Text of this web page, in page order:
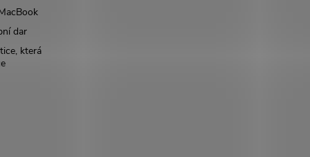
dar
která